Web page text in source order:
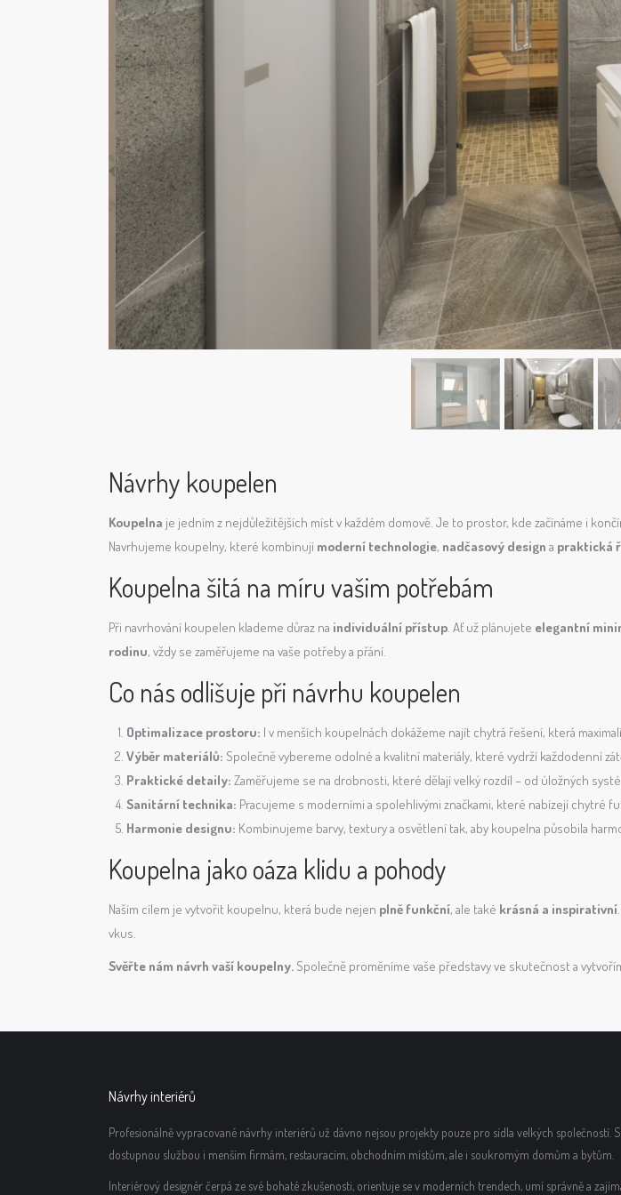
Návrhy koupelen
Koupelna je jedním z nejdůležitějších míst v každém domově. Je to prostor, kde začínáme i
Navrhujeme koupelny, které kombinují moderní technologie, nadčasový design a praktická
Koupelna šitá na míru vašim potřebám
Při navrhování koupelen klademe důraz na individuální přístup. Ať už plánujete elegantní
rodinu, vždy se zaměřujeme na vaše potřeby a přání.
Co nás odlišuje při návrhu koupelen
Optimalizace prostoru: I v menších koupelnách dokážeme najít chytrá řešení, která
Výběr materiálů: Společně vybereme odolné a kvalitní materiály, které vydrží každodenní
Praktické detaily: Zaměřujeme se na drobnosti, které dělají velký rozdíl – od úložných
Sanitární technika: Pracujeme s moderními a spolehlivými značkami, které nabízejí chytré
Harmonie designu: Kombinujeme barvy, textury a osvětlení tak, aby koupelna působila
Koupelna jako oáza klidu a pohody
Naším cílem je vytvořit koupelnu, která bude nejen plně funkční, ale také krásná a inspirativní
vkus.
Svěřte nám návrh vaší koupelny. Společně proměníme vaše představy ve skutečnost a
Návrhy interiérů
Profesionálně vypracované návrhy interiérů už dávno nejsou projekty pouze pro sídla velkých společností.
dostupnou službou i menším firmám, restauracím, obchodním místům, ale i soukromým domům a bytům.
Interiérový designér čerpá ze své bohaté zkušenosti, orientuje se v moderních trendech, umí správně a